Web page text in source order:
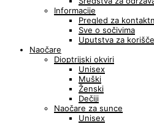
Informacije
Pregled za
Sve o sočivima
Uputstva za
Naočare
Dioptrijski okviri
Unisex
Muški
Ženski
Dečiji
Naočare za sunce
Unisex